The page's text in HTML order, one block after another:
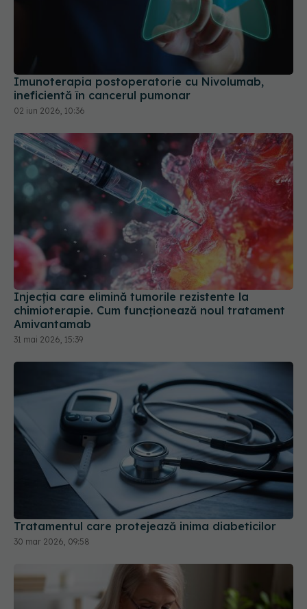
Imunoterapia postoperatorie cu Nivolumab,
ineficientă în cancerul pumonar
Injecția care elimină tumorile rezistente la
chimioterapie. Cum funcționează noul tratament
Amivantamab
31 mai 2026, 15:39
Tratamentul care protejează inima diabeticilor
30 mar 2026, 09:58